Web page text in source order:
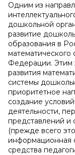
Одним из
дошкольной
развитие
образования в
математического
Федерации. Этим
развития
системы
приоритетное
создание
деятельности,
представлений и
(прежде всего
информационная
средства